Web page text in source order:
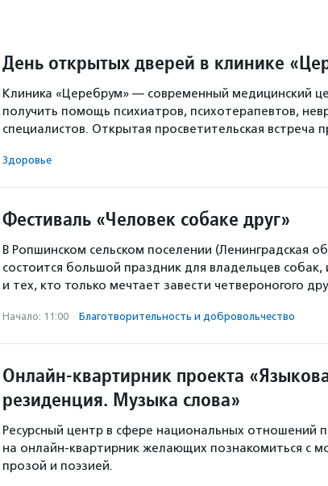
День открытых дверей в клинике
Клиника «Церебрум» — современный медицинский
получить помощь психиатров, психотерапевтов,
специалистов. Открытая просветительская встреча
Здоровье
Фестиваль «Человек собаке друг»
В Ропшинском сельском поселении (Ленинградская
состоится большой праздник для владельцев собак,
и тех, кто только мечтает завести четвероногого
Начало: 11:00 · Благотвори­тель­ность и доброволь­чест­во
Онлайн-квартирник проекта
резиденция. Музыка слова»
Ресурсный центр в сфере национальных отношений
на онлайн-квартирник желающих познакомиться с
прозой и поэзией.